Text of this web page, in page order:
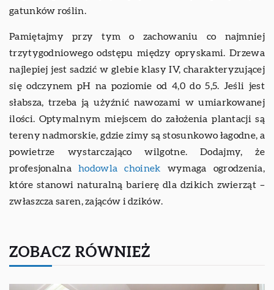
gatunków roślin.
Pamiętajmy przy tym o zachowaniu co najmniej
trzytygodniowego odstępu między opryskami. Drzewa
najlepiej jest sadzić w glebie klasy IV, charakteryzującej
się odczynem pH na poziomie od 4,0 do 5,5. Jeśli jest
słabsza, trzeba ją użyźnić nawozami w umiarkowanej
ilości. Optymalnym miejscem do założenia plantacji są
tereny nadmorskie, gdzie zimy są stosunkowo łagodne, a
powietrze wystarczająco wilgotne. Dodajmy, że
profesjonalnahodowla choinek wymaga ogrodzenia,
które stanowi naturalną barierę dla dzikich zwierząt –
zwłaszcza saren, zająców i dzików.
ZOBACZ RÓWNIEŻ